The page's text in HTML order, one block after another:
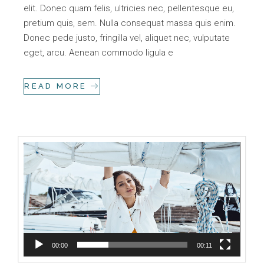
elit. Donec quam felis, ultricies nec, pellentesque eu,
pretium quis, sem. Nulla consequat massa quis enim.
Donec pede justo, fringilla vel, aliquet nec, vulputate
eget, arcu. Aenean commodo ligula e
READ MORE
Video
Player
00:00 00:11